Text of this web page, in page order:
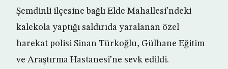
Şemdinli ilçesine bağlı Elde Mahallesi’ndeki
kalekola yaptığı saldırıda yaralanan özel
harekat polisi Sinan Türkoğlu, Gülhane Eğitim
ve Araştırma Hastanesi’ne sevk edildi.